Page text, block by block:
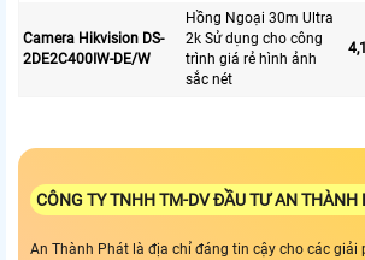
Camera Hikvision DS-
2DE2C400IW-DE/W
Hồng Ngoại 30m Ultra
2k Sử dụng cho công
trình giá rẻ hình ảnh
sắc nét
CÔNG TY TNHH TM-DV ĐẦU TƯ AN THÀNH
An Thành Phát là địa chỉ đáng tin cậy cho các giải